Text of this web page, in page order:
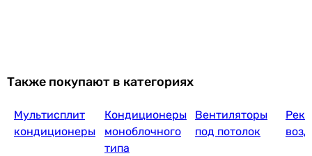
45 892грн
Carrier
Также покупают в категориях
Мультисплит
кондиционеры
Кондиционеры
моноблочного
типа
Вентиляторы
под потолок